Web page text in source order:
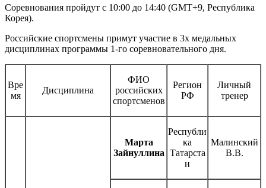
Соревнования пройдут с 10:00 до 14:40 (GMT+9, Республика
Корея).
Российские спортсмены примут участие в 3х медальных
дисциплинах программы 1-го соревновательного дня.
Вре
мя
Дисциплина
ФИО
российских
спортсменов
Регион
РФ
Личный
тренер
Марта
Зайнуллина
Республи
ка
Татарста
н
Малинский
В.В.